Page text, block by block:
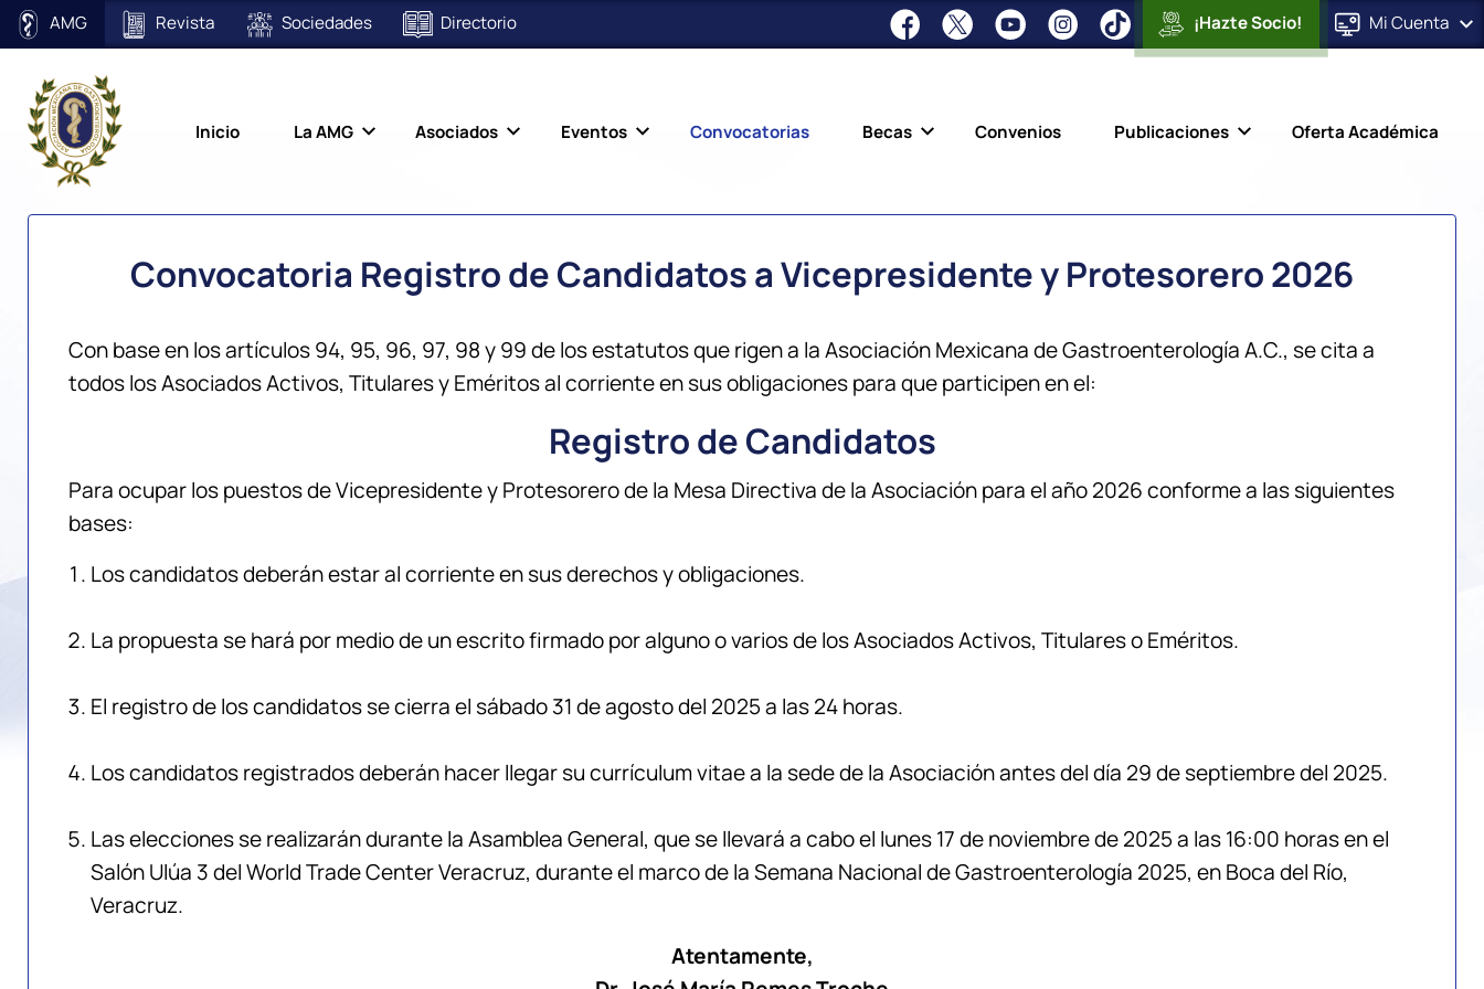
AMG Revista Sociedades Directorio ¡Hazte Socio! MiCuenta
Inicio La AMG Asociados Eventos Convocatorias Becas Convenios Publicaciones Oferta Académica
Convocatoria Registro de Candidatos a Vicepresidente y Protesorero 2026
Con base en los artículos 94, 95, 96, 97, 98 y 99 de los estatutos que rigen a la Asociación Mexicana de Gastroenterología A.C., se cita a
todos los Asociados Activos, Titulares y Eméritos al corriente en sus obligaciones para que participen en el:
Registro de Candidatos
Para ocupar los puestos de Vicepresidente y Protesorero de la Mesa Directiva de la Asociación para el año 2026 conforme a las siguientes
bases:
Los candidatos deberán estar al corriente en sus derechos y obligaciones.
La propuesta se hará por medio de un escrito firmado por alguno o varios de los Asociados Activos, Titulares o Eméritos.
El registro de los candidatos se cierra el sábado 31 de agosto del 2025 a las 24 horas.
Los candidatos registrados deberán hacer llegar su currículum vitae a la sede de la Asociación antes del día 29 de septiembre del 2025.
Las elecciones se realizarán durante la Asamblea General, que se llevará a cabo el lunes 17 de noviembre de 2025 a las 16:00 horas en el
Salón Ulúa 3 del World Trade Center Veracruz, durante el marco de la Semana Nacional de Gastroenterología 2025, en Boca del Río,
Veracruz.
Atentamente,